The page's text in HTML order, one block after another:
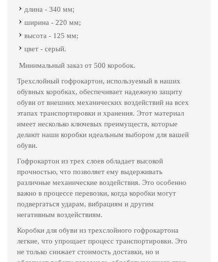
длина - 340 мм;
ширина - 220 мм;
высота - 125 мм;
цвет - серый.
Минимальный заказ от 500 коробок.
Трехслойный гофрокартон, используемый в наших
обувных коробках, обеспечивает надежную защиту
обуви от внешних механических воздействий на всех
этапах транспортировки и хранения. Этот материал
имеет несколько ключевых преимуществ, которые
делают наши коробки идеальным выбором для вашей
обуви.
Гофрокартон из трех слоев обладает высокой
прочностью, что позволяет ему выдерживать
различные механические воздействия. Это особенно
важно в процессе перевозки, когда коробки могут
подвергаться ударам, вибрациям и другим
негативным воздействиям.
Коробки для обуви из трехслойного гофрокартона
легкие, что упрощает процесс транспортировки. Это
не только снижает стоимость доставки, но и